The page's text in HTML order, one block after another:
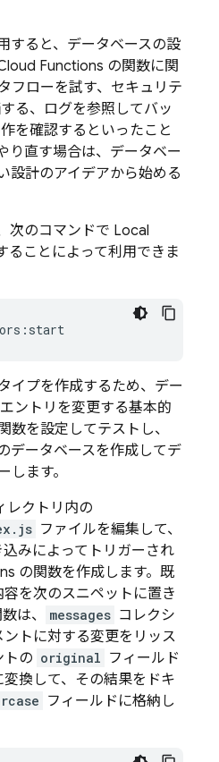
すると、データベースの設
Functions の関数に関
フローを試す、セキュリテ
る、ログを参照してバッ
を確認するといったこと
り直す場合は、データベー
設計のアイデアから始める
次のコマンドで Local
ることによって利用できま
イプを作成するため、デー
ントリを変更する基本的
を設定してテストし、
データベースを作成してデ
ます。
レクトリ内の
ファイルを編集して、
みによってトリガーされ
の関数を作成します。既
を次のスニペットに置き
は、
messages コレクシ
ントに対する変更をリッス
トの original フィールド
換して、その結果をドキ
フィールドに格納し